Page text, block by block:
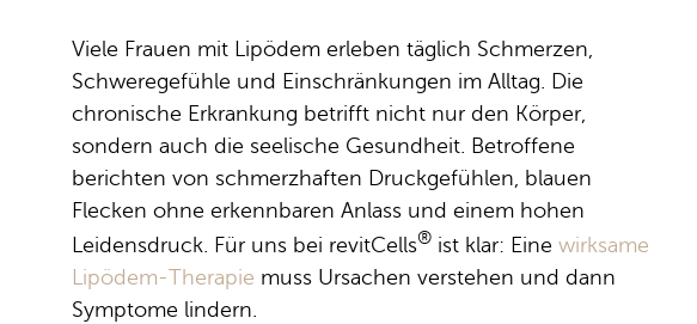
Viele Frauen mit Lipödem erleben täglich Schmerzen,
Schweregefühle und Einschränkungen im Alltag. Die
chronische Erkrankung betrifft nicht nur den Körper,
sondern auch die seelische Gesundheit. Betroffene
berichten von schmerzhaften Druckgefühlen, blauen
Flecken ohne erkennbaren Anlass und einem hohen
Leidensdruck. Für uns bei revitCells® ist klar: Eine wirksame
Lipödem-Therapie muss Ursachen verstehen und dann
Symptome lindern.